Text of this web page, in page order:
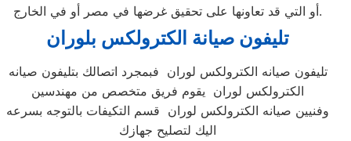
أو التي قد تعاونها على تحقيق غرضها في مصر أو في الخارج.
تليفون صيانة الكترولكس بلوران
تليفون صيانه الكترولكس لوران فبمجرد اتصالك بتليفون صيانه
الكترولكس لوران يقوم فريق متخصص من مهندسين
وفنيين صيانه الكترولكس لوران قسم التكيفات بالتوجه بسرعه
اليك لتصليح جهازك